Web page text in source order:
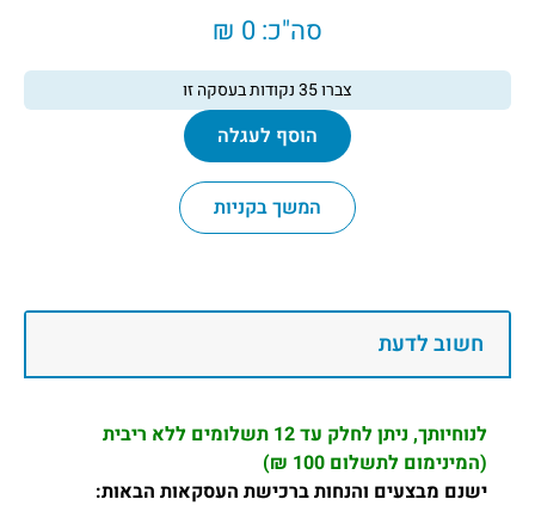
סה"כ:0 ₪
צברו35נקודות בעסקה זו
הוסף לעגלה
המשך בקניות
חשוב לדעת
לנוחיותך, ניתן לחלק עד 12 תשלומים ללא ריבית
(המינימום לתשלום 100 ₪)
ישנם מבצעים והנחות ברכישת העסקאות הבאות: